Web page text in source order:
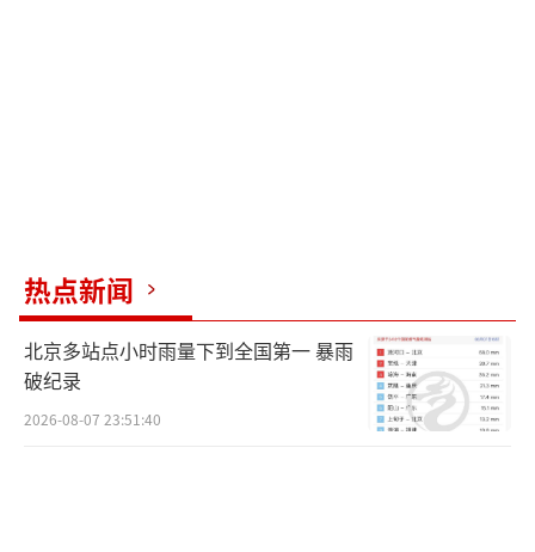
热点新闻
北京多站点小时雨量下到全国第一 暴雨
破纪录
2026-08-07 23:51:40